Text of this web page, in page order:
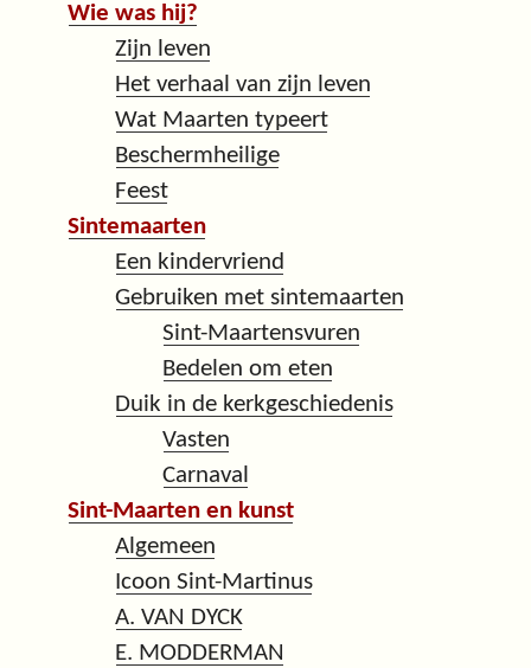
Wie was hij?
Zijn leven
Het verhaal van zijn leven
Wat Maarten typeert
Beschermheilige
Feest
Sintemaarten
Een kindervriend
Gebruiken met sintemaarten
Sint-Maartensvuren
Bedelen om eten
Duik in de kerkgeschiedenis
Vasten
Carnaval
Sint-Maarten en kunst
Algemeen
Icoon Sint-Martinus
A. VAN DYCK
E. MODDERMAN